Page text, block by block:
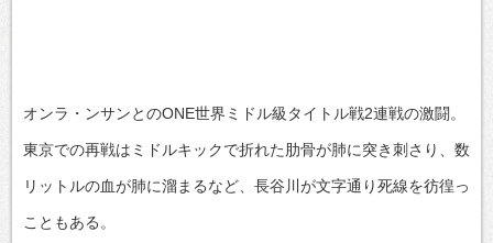
オンラ・ンサンとのONE世界ミドル級タイトル戦2連戦の激闘。
東京での再戦はミドルキックで折れた肋骨が肺に突き刺さり、数
リットルの血が肺に溜まるなど、長谷川が文字通り死線を彷徨っ
こともある。